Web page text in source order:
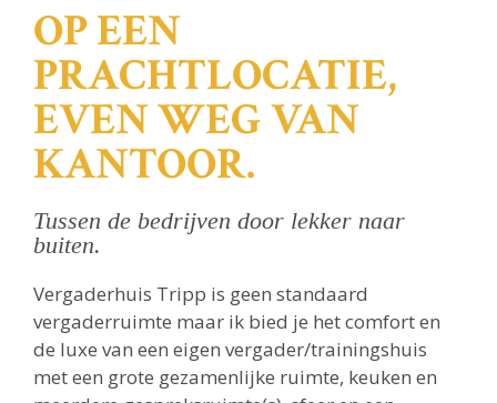
OP EEN
PRACHTLOCATIE,
EVEN WEG VAN
KANTOOR.
Tussen de bedrijven door lekker naar
buiten.
Vergaderhuis Tripp is geen standaard
vergaderruimte maar ik bied je het comfort en
de luxe van een eigen vergader/trainingshuis
met een grote gezamenlijke ruimte, keuken en